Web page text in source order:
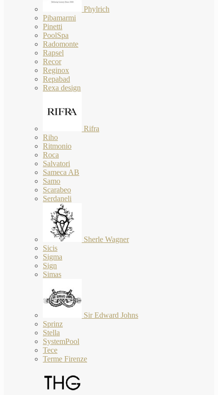
Phylrich
Pibamarmi
Pinetti
PoolSpa
Radomonte
Rapsel
Recor
Reginox
Repabad
Rexa design
Rifra
Riho
Ritmonio
Roca
Salvatori
Sameca AB
Samo
Scarabeo
Serdaneli
Sherle Wagner
Sicis
Sigma
Sign
Simas
Sir Edward Johns
Sprinz
Stella
SystemPool
Tece
Terme Firenze